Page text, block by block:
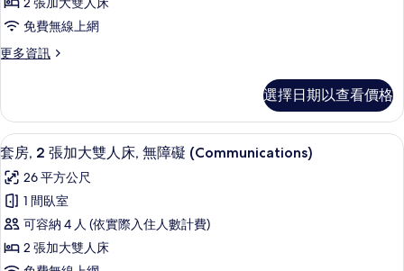
淋
浴
(Mobility)
的
所
有
相
片
無
障
礙
施
(Mobility)
的
詳
情
張
加
大
人
床
的
所
有
相
片
免費無線上網
更多資訊
更
2
張
加
雙
人
床
的
詳
情
選擇日期以查看價格
顯
示
套
房,
2
張
高級寢具、書桌、筆電工作空間、免
11
套房, 2 張加大雙人床, 無障礙 (Communications)
26 平方公尺
1 間臥室
可容納 4 人 (依實際入住人數計費)
2 張加大雙人床